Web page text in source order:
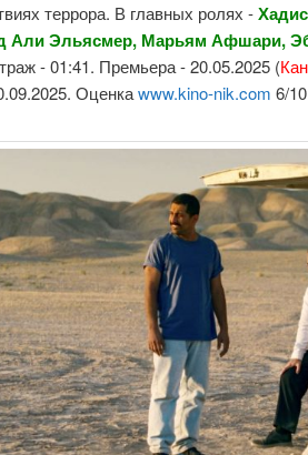
террора. В главных ролях -
Али Эльясмер, Марьям Афшари,
- 01:41. Премьера - 20.05.2025 (
Оценкаwww.kino-nik.com 6/10